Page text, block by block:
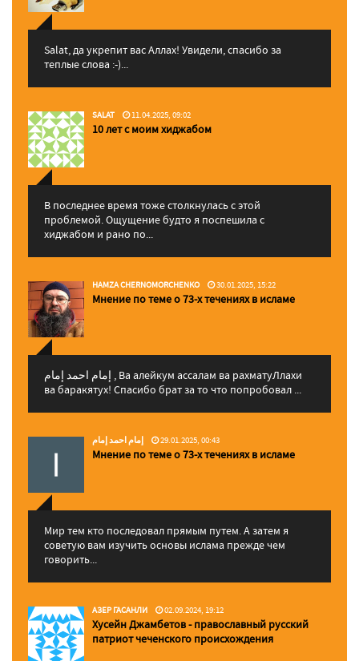
Salat, да укрепит вас Аллаx! Увидели, спасибо за
теплые слова :-)...
SALAT 11.04.2025, 09:02
10 лет с моим хиджабом
В последнее время тоже столкнулась с этой
проблемой. Ощущение будто я поспешила с
хиджабом и рано по...
HAMZA CHERNOMORCHENKO 30.01.2025, 15:22
Мнение по теме о 73-х течениях в исламе
إمام احمد إمام , Ва алейкум ассалам ва рахматуЛлахи
ва баракятух! Спасибо брат за то что попробовал ...
إمام احمد إمام 29.01.2025, 00:43
Мнение по теме о 73-х течениях в исламе
Мир тем кто последовал прямым путем. А затем я
советую вам изучить основы ислама прежде чем
говорить...
АЗЕР ГАСАНЛИ 02.09.2024, 19:12
Хусейн Джамбетов - православный русский
патриот чеченского происхождения